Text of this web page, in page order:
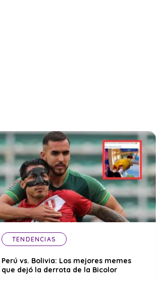
TENDENCIAS
Perú vs. Bolivia: Los mejores memes
que dejó la derrota de la Bicolor